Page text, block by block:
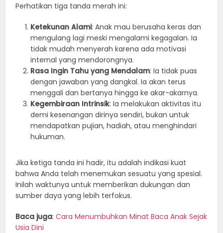
Perhatikan tiga tanda merah ini:
Ketekunan Alami: Anak mau berusaha keras dan
mengulang lagi meski mengalami kegagalan. Ia
tidak mudah menyerah karena ada motivasi
internal yang mendorongnya.
Rasa Ingin Tahu yang Mendalam: Ia tidak puas
dengan jawaban yang dangkal. Ia akan terus
menggali dan bertanya hingga ke akar-akarnya.
Kegembiraan Intrinsik: Ia melakukan aktivitas itu
demi kesenangan dirinya sendiri, bukan untuk
mendapatkan pujian, hadiah, atau menghindari
hukuman.
Jika ketiga tanda ini hadir, itu adalah indikasi kuat
bahwa Anda telah menemukan sesuatu yang spesial.
Inilah waktunya untuk memberikan dukungan dan
sumber daya yang lebih terfokus.
Baca juga:Cara Menumbuhkan Minat Baca Anak Sejak
Usia Dini